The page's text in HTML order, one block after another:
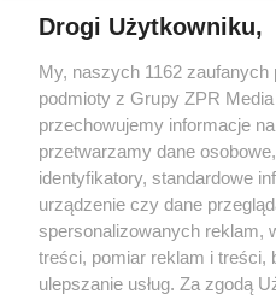
Żaden utwór zamieszczony w
rozpowszechniany lub dalej
tym także elektroniczny lub
eksploatacji w jakiejkolwiek formie,
bez pisemnej zgody właściciela praw.
wykorzystanie utworów w całości lub
bez właściwej zgody, jest zabronione
prawnie.
Drogi Użytkowniku,
My, naszych 1162 zaufanych
podmioty z Grupy ZPR
przechowujemy informacje
przetwarzamy dane
identyfikatory, standardowe
urządzenie czy dane
spersonalizowanych reklam,
treści, pomiar reklam i treści,
ulepszanie usług. Za zgodą